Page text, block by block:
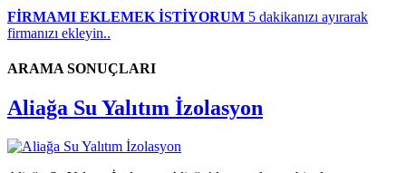
FİRMAMI EKLEMEK İSTİYORUM 5 dakikanızı ayırarak
firmanızı ekleyin..
ARAMA SONUÇLARI
Aliağa Su Yalıtım İzolasyon